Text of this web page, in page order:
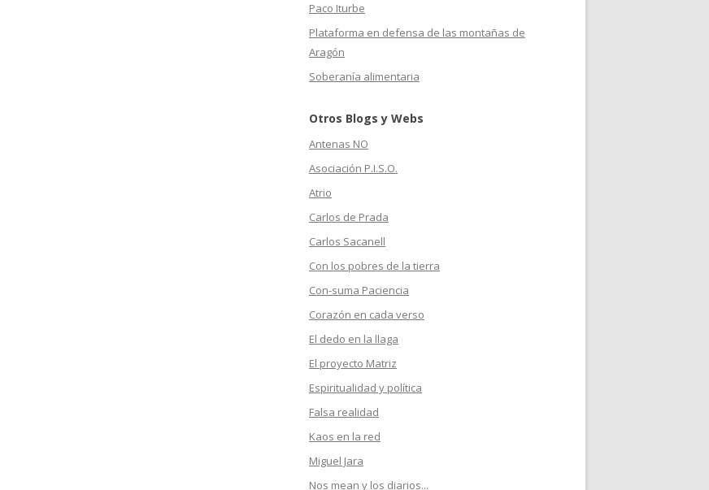
Paco Iturbe
Plataforma en defensa de las montañas de
Aragón
Soberanía alimentaria
Otros Blogs y Webs
Antenas NO
Asociación P.I.S.O.
Atrio
Carlos de Prada
Carlos Sacanell
Con los pobres de la tierra
Con-suma Paciencia
Corazón en cada verso
El dedo en la llaga
El proyecto Matriz
Espiritualidad y política
Falsa realidad
Kaos en la red
Miguel Jara
Nos mean y los diarios...